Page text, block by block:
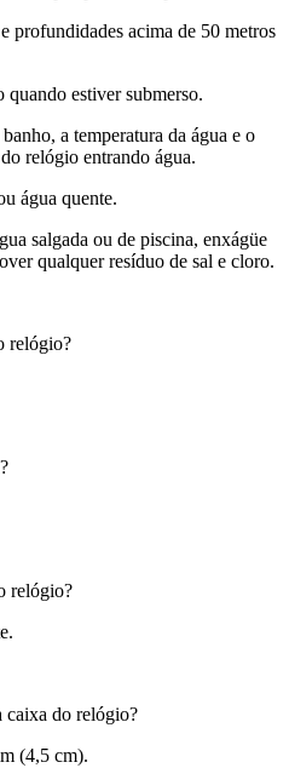
profundidades acima de 50 metros
estiver submerso.
a temperatura da água e o
relógio entrando água.
água quente.
salgada ou de piscina, enxágüe
qualquer resíduo de sal e cloro.
relógio?
relógio?
caixa do relógio?
(4,5 cm).